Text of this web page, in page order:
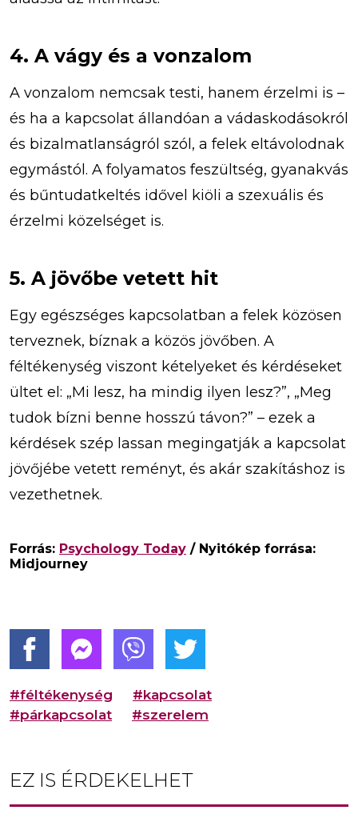
4. A vágy és a vonzalom
A vonzalom nemcsak testi, hanem érzelmi is –
és ha a kapcsolat állandóan a vádaskodásokról
és bizalmatlanságról szól, a felek eltávolodnak
egymástól. A folyamatos feszültség, gyanakvás
és bűntudatkeltés idővel kiöli a szexuális és
érzelmi közelséget is.
5. A jövőbe vetett hit
Egy egészséges kapcsolatban a felek közösen
terveznek, bíznak a közös jövőben. A
féltékenység viszont kételyeket és kérdéseket
ültet el: „Mi lesz, ha mindig ilyen lesz?”, „Meg
tudok bízni benne hosszú távon?” – ezek a
kérdések szép lassan megingatják a kapcsolat
jövőjébe vetett reményt, és akár szakításhoz is
vezethetnek.
Forrás: Psychology Today / Nyitókép forrása:
Midjourney
#féltékenység
#kapcsolat
#párkapcsolat
#szerelem
EZ IS ÉRDEKELHET